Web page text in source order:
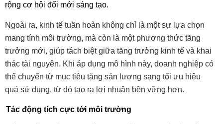
rộng cơ hội đổi mới sáng tạo.
Ngoài ra, kinh tế tuần hoàn không chỉ là một sự lựa chọn
mang tính môi trường, mà còn là một phương thức tăng
trưởng mới, giúp tách biệt giữa tăng trưởng kinh tế và khai
thác tài nguyên. Khi áp dụng mô hình này, doanh nghiệp có
thể chuyển từ mục tiêu tăng sản lượng sang tối ưu hiệu
quả sử dụng, từ đó tạo ra lợi nhuận bền vững hơn.
Tác động tích cực tới môi trường